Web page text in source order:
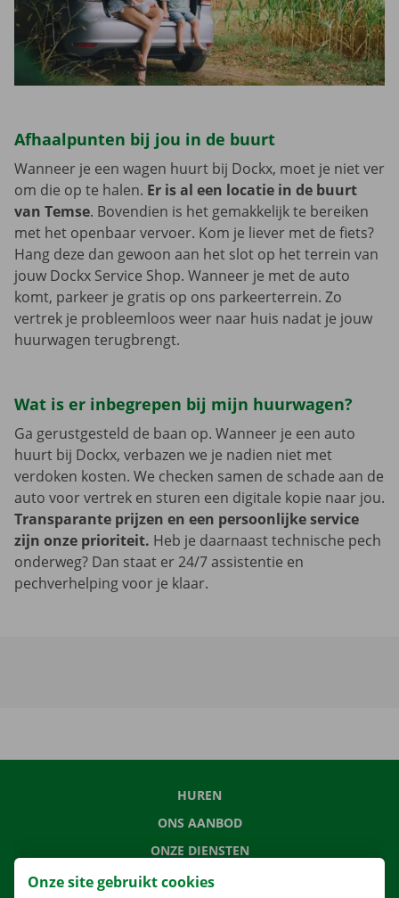
Afhaalpunten bij jou in de buurt
Wanneer je een wagen huurt bij Dockx, moet je niet ver
om die op te halen. Er is al een locatie in de buurt
van Temse. Bovendien is het gemakkelijk te bereiken
met het openbaar vervoer. Kom je liever met de fiets?
Hang deze dan gewoon aan het slot op het terrein van
jouw Dockx Service Shop. Wanneer je met de auto
komt, parkeer je gratis op ons parkeerterrein. Zo
vertrek je probleemloos weer naar huis nadat je jouw
huurwagen terugbrengt.
Wat is er inbegrepen bij mijn huurwagen?
Ga gerustgesteld de baan op. Wanneer je een auto
huurt bij Dockx, verbazen we je nadien niet met
verdoken kosten. We checken samen de schade aan de
auto voor vertrek en sturen een digitale kopie naar jou.
Transparante prijzen en een persoonlijke service
zijn onze prioriteit. Heb je daarnaast technische pech
onderweg? Dan staat er 24/7 assistentie en
pechverhelping voor je klaar.
HUREN
ONS AANBOD
ONZE DIENSTEN
LOCATIES
Onze site gebruikt cookies